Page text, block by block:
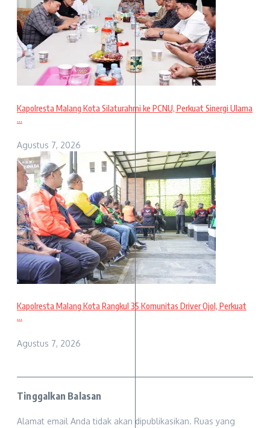
Kapolresta Malang Kota Silaturahmi ke PCNU, Perkuat Sinergi Ulama
...
Agustus 7, 2026
Kapolresta Malang Kota Rangkul 35 Komunitas Driver Ojol, Perkuat
...
Agustus 7, 2026
Tinggalkan Balasan
Alamat email Anda tidak akan dipublikasikan. Ruas yang